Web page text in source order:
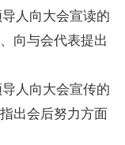
人向大会宣读的
向与会代表提出
人向大会宣传的
出会后努力方面